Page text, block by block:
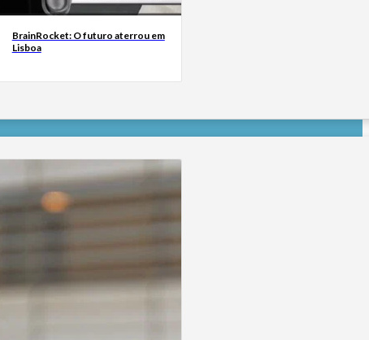
BrainRocket: O futuro aterrou em
Lisboa